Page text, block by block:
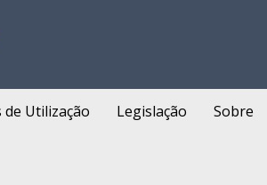
de Utilização Legislação Sobre